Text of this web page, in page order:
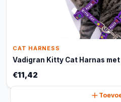
CAT HARNESS
Vadigran Kitty Cat Harnas
€11,42